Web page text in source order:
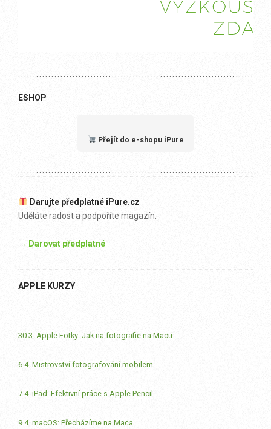
ESHOP
Přejít do e-shopu iPure
Darujte předplatné iPure.cz
Uděláte radost a podpoříte magazín.
→ Darovat předplatné
APPLE KURZY
30.3. Apple Fotky: Jak na fotografie na Macu
6.4. Mistrovství fotografování mobilem
7.4. iPad: Efektivní práce s Apple Pencil
9.4. macOS: Přecházíme na Maca